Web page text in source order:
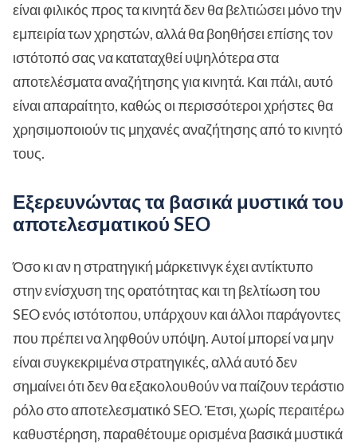
είναι φιλικός προς τα κινητά δεν θα βελτιώσει μόνο την
εμπειρία των χρηστών, αλλά θα βοηθήσει επίσης τον
ιστότοπό σας να καταταχθεί υψηλότερα στα
αποτελέσματα αναζήτησης για κινητά. Και πάλι, αυτό
είναι απαραίτητο, καθώς οι περισσότεροι χρήστες θα
χρησιμοποιούν τις μηχανές αναζήτησης από το κινητό
τους.
Εξερευνώντας τα βασικά μυστικά του
αποτελεσματικού SEO
Όσο κι αν η στρατηγική μάρκετινγκ έχει αντίκτυπο
στην ενίσχυση της ορατότητας και τη βελτίωση του
SEO ενός ιστότοπου, υπάρχουν και άλλοι παράγοντες
που πρέπει να ληφθούν υπόψη. Αυτοί μπορεί να μην
είναι συγκεκριμένα στρατηγικές, αλλά αυτό δεν
σημαίνει ότι δεν θα εξακολουθούν να παίζουν τεράστιο
ρόλο στο αποτελεσματικό SEO. Έτσι, χωρίς περαιτέρω
καθυστέρηση, παραθέτουμε ορισμένα βασικά μυστικά